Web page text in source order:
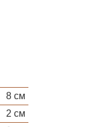
8 см
2 см